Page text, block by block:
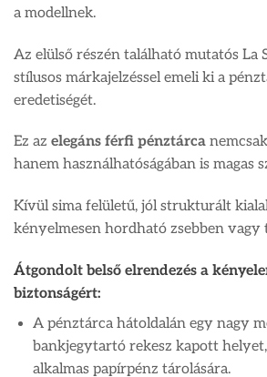
a modellnek.
Az elülső részén található mutatós La
stílusos márkajelzéssel emeli ki a
eredetiségét.
Ez az elegáns férfi pénztárca
hanem használhatóságában is magas
Kívül sima felületű, jól strukturált
kényelmesen hordható zsebben vagy
Átgondolt belső elrendezés a
biztonságért:
A pénztárca hátoldalán egy nagy
bankjegytartó rekesz kapott
alkalmas papírpénz tárolására.